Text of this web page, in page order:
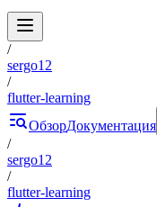
/
sergo12
/
flutter-learning
ОбзорДокументация
/
sergo12
/
flutter-learning